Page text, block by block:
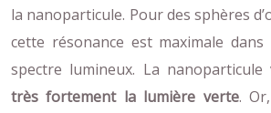
la nanoparticule. Pour des sphères
cette résonance est maximale
spectre lumineux. La nanoparticule
très fortement la lumière verte.